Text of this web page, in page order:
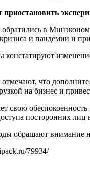
в
и пандемии и
констатируют
что
на бизнес и
свою
посторонних лиц
обращают внимание
79934/